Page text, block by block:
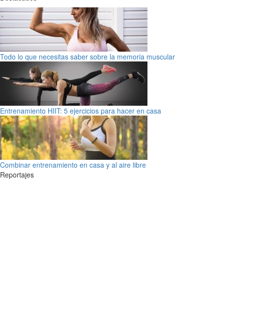
Todo lo que necesitas saber sobre la memoria muscular
Entrenamiento HIIT: 5 ejercicios para hacer en casa
Combinar entrenamiento en casa y al aire libre
Reportajes